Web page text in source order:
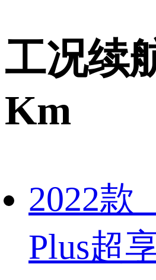
工况续
Km
2022款
Plus超